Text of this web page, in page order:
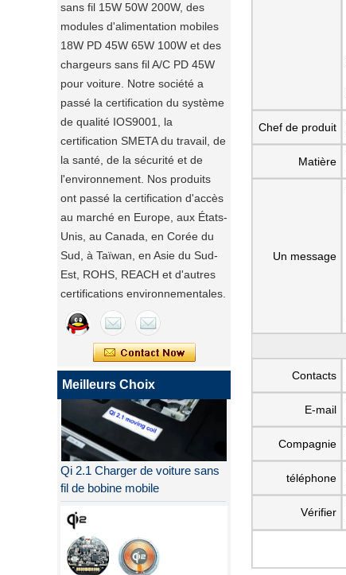
sans fil 15W 50W 200W, des
modules d'alimentation mobiles
18W PD 45W 65W 100W et des
chargeurs sans fil A/C PD 45W
pour voiture. Notre société a
passé la certification du système
de qualité IOS9001, la
certification SMETA du travail, de
la santé, de la sécurité et de
l'environnement. Nos produits
ont passé la certification d'accès
au marché en Europe, aux États-
Unis, au Canada, en Corée du
Sud, à Taïwan, en Asie du Sud-
Est, ROHS, REACH et d'autres
certifications environnementales.
Meilleurs Choix
Qi 2.1 Charger de voiture sans
fil de bobine mobile
Chef de produit
Matière
Un message
Contacts
E-mail
Compagnie
téléphone
Vérifier